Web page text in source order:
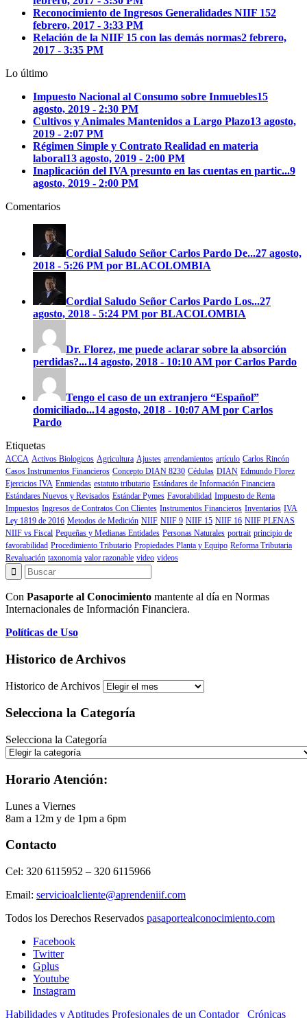
Reconocimiento de Ingresos Generalidades NIIF 152
febrero, 2017 - 3:33 PM
Relación de la NIIF 15 con las demás normas2 febrero,
2017 - 3:35 PM
Lo último
Impuesto Nacional al Consumo sobre Inmuebles15
agosto, 2019 - 2:30 PM
Cultivos y Animales Mantenidos a Largo Plazo13 agosto,
2019 - 2:07 PM
Régimen Simple y Contrato Realidad en materia
laboral13 agosto, 2019 - 2:00 PM
Inaplicación del IVA presunto en las cuentas en partic...9
agosto, 2019 - 2:00 PM
Comentarios
Cordial Saludo Señor Carlos Pardo De...27 agosto,
2018 - 5:26 PM por BLACOLOMBIA
Cordial Saludo Señor Carlos Pardo Los...27
agosto, 2018 - 5:24 PM por BLACOLOMBIA
Dr. Florez, me puede aclarar sobre la absorción
perdidas?...14 agosto, 2018 - 10:10 AM por Carlos Pardo
Tengo el caso de un extranjero “Español”
domiciliado...14 agosto, 2018 - 10:07 AM por Carlos
Pardo
Etiquetas
ACCA Activos Biologicos Agricultura Ajustes arrendamientos artículo Carlos Rincón
Casos Instrumentos Financieros Concepto DIAN 8230 Cédulas DIAN Edmundo Florez
Ejercicios IVA Enmiendas estatuto tributario Estándares de Información Financiera
Estándares Nuevos y Revisados Estándar Pymes Favorabilidad Impuesto de Renta
Impuestos Ingresos de Contratos Con Clientes Instrumentos Financieros Inventarios IVA
Ley 1819 de 2016 Metodos de Medición NIIF NIIF 9 NIIF 15 NIIF 16 NIIF PLENAS
NIIF vs Fiscal Pequeñas y Medianas Entidades Personas Naturales portrait principio de
favorabilidad Procedimiento Tributario Propiedades Planta y Equipo Reforma Tributaria
Revaluación taxonomia valor razonable video videos
Con Pasaporte al Conocimiento mantente al día en Normas
Internacionales de Información Financiera.
Políticas de Uso
Historico de Archivos
Historico de Archivos
Selecciona la Categoría
Selecciona la Categoría
Horario Atención:
Lunes a Viernes
8am a 12m y de 1pm a 6pm
Contacto
Cel: 320 6115952 – 320 6115966
Email: servicioalcliente@aprendeniif.com
Todos los Derechos Reservados pasaportealconocimiento.com
Facebook
Twitter
Gplus
Youtube
Instagram
Habilidades y Aptitudes Profesionales de un Contador
Crónicas